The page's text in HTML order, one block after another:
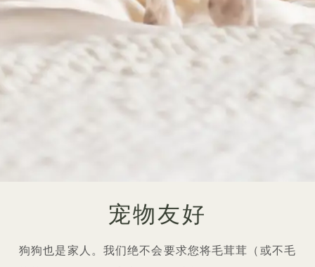
宠物友好
狗狗也是家人。我们绝不会要求您将毛茸茸（或不毛